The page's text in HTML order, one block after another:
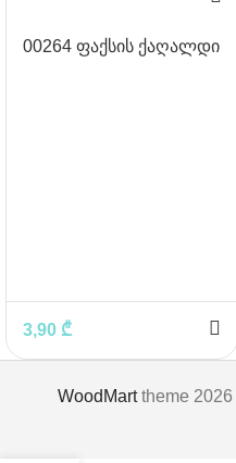
00264 ფაქსის ქაღალდი
3,90 ₾
WoodMarttheme 2026